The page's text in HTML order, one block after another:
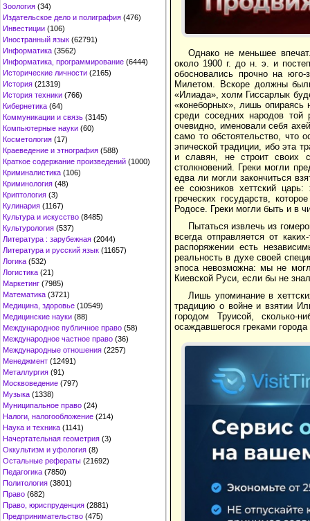
Зоология (34)
Издательское дело и полиграфия (476)
Инвестиции (106)
Иностранный язык (62791)
Информатика (3562)
Информатика, программирование (6444)
Исторические личности (2165)
История (21319)
История техники (766)
Кибернетика (64)
Коммуникации и связь (3145)
Компьютерные науки (60)
Косметология (17)
Краеведение и этнография (588)
Краткое содержание произведений (1000)
Криминалистика (106)
Криминология (48)
Криптология (3)
Кулинария (1167)
Культура и искусство (8485)
Культурология (537)
Литература : зарубежная (2044)
Литература и русский язык (11657)
Логика (532)
Логистика (21)
Маркетинг (7985)
Математика (3721)
Медицина, здоровье (10549)
Медицинские науки (88)
Международное публичное право (58)
Международное частное право (36)
Международные отношения (2257)
Менеджмент (12491)
Металлургия (91)
Москвоведение (797)
Музыка (1338)
Муниципальное право (24)
Налоги, налогообложение (214)
Наука и техника (1141)
Начертательная геометрия (3)
Оккультизм и уфология (8)
Остальные рефераты (21692)
Педагогика (7850)
Политология (3801)
Право (682)
Право, юриспруденция (2881)
Предпринимательство (475)
Однако не меньшее
около 1900 г. до н. э. и
обосновались прочно на
Милетом. Вскоре должны
«Илиада», холм Гиссарлык
«конеборных», лишь
среди соседних народов
очевидно, именовали себя
само то обстоятельство, что
эпической традиции, ибо эта
и славян, не строит своих
столкновений. Греки могли
едва ли могли закончиться
ее союзников хеттский
греческих государств,
Родосе. Греки могли быть и в
Пытаться извлечь из
всегда отправляется от
распоряжении есть
реальность в духе своей
эпоса невозможна: мы не
Киевской Руси, если бы не
Лишь упоминание в
традицию о войне и взятии
городом Труисой, сколько-
осаждавшегося греками